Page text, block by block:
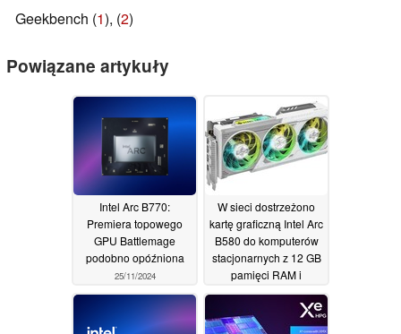
Geekbench (1), (2)
Powiązane artykuły
Intel Arc B770:
Premiera topowego
GPU Battlemage
podobno opóźniona
25/11/2024
W sieci dostrzeżono
kartę graficzną Intel Arc
B580 do komputerów
stacjonarnych z 12 GB
pamięci RAM i
wydajnością na
poziomie GeForce RTX
4060 Ti 24/11/2024